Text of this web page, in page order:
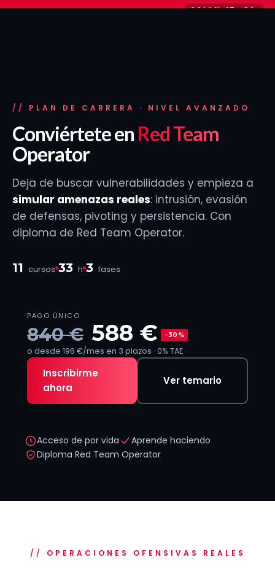
Ir
−30% en planes y packsSolo hasta el 31 de agosto 24d 14h 47m 24s
PLAN DE CARRERA · NIVEL AVANZADO
Conviértete en Red Team
Operator
Deja de buscar vulnerabilidades y empieza a
simular amenazas reales: intrusión, evasión
de defensas, pivoting y persistencia. Con
diploma de Red Team Operator.
11 cursos 33 h 3 fases
PAGO ÚNICO
840 € 588 € −30%
o desde 196 €/mes en 3 plazos · 0% TAE
Inscribirme
ahora
Ver temario
Acceso de por vida
Aprende haciendo
Diploma Red Team Operator
OPERACIONES OFENSIVAS REALES